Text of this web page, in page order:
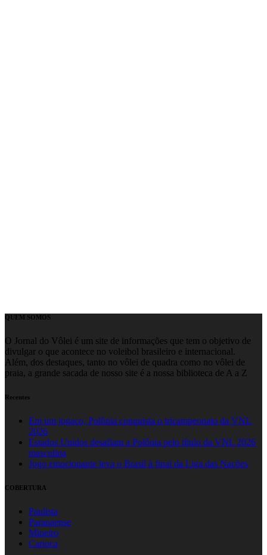
QUEM SOMOS
O Jornal do Vôlei é um site de informações que tem o objetivo de
divulgar o que acontece no voleibol brasileiro e internacional.
Além, dos destaques, tanto no vôlei de quadra como no vôlei de
praia, a grande sacada de nosso site é a nossa biblioteca de A a Z
Recentes
Em um jogaço, Polônia conquista o tricampeonato da VNL
2026
Estados Unidos desafiam a Polônia pelo título da VNL 2026
masculina
Jogo emocionante leva o Brasil à final da Liga das Nações
COBERTURA
Paulista
Paranaense
Mineiro
Carioca